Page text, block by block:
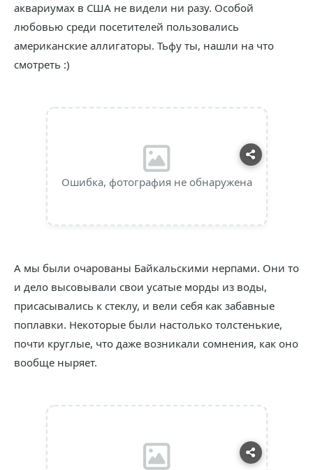
аквариумах в США не видели ни разу. Особой
любовью среди посетителей пользовались
американские аллигаторы. Тьфу ты, нашли на что
смотреть :)
Ошибка, фотография не обнаружена
А мы были очарованы Байкальскими нерпами. Они то
и дело высовывали свои усатые морды из воды,
присасывались к стеклу, и вели себя как забавные
поплавки. Некоторые были настолько толстенькие,
почти круглые, что даже возникали сомнения, как оно
вообще ныряет.